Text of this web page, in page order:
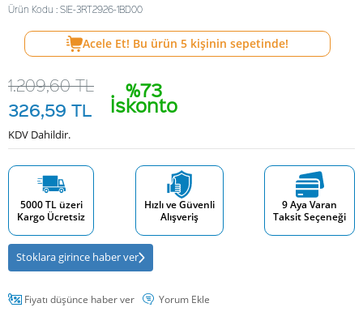
Ürün Kodu : SIE-3RT2926-1BD00
Acele Et! Bu ürün 5 kişinin sepetinde!
%73
İskonto
1.209,60TL
326,59 TL
KDV Dahildir.
5000 TL üzeri
Kargo Ücretsiz
Hızlı ve Güvenli
Alışveriş
9 Aya Varan
Taksit Seçeneği
Stoklara girince haber ver
Fiyatı düşünce haber ver Yorum Ekle